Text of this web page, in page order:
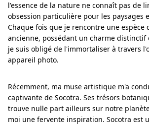
l'essence de la nature ne connaît pas de
obsession particulière pour les paysages
Chaque fois que je rencontre une espèce
ancienne, possédant un charme
je suis obligé de l'immortaliser à travers
appareil photo.
Récemment, ma muse artistique m'a
captivante de Socotra. Ses trésors
trouve nulle part ailleurs sur notre
moi une fervente inspiration. Socotra est